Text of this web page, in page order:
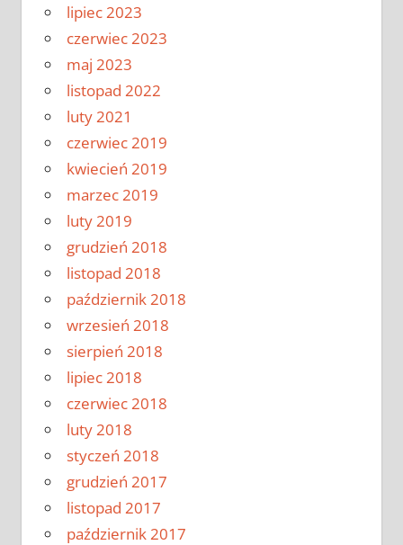
lipiec 2023
czerwiec 2023
maj 2023
listopad 2022
luty 2021
czerwiec 2019
kwiecień 2019
marzec 2019
luty 2019
grudzień 2018
listopad 2018
październik 2018
wrzesień 2018
sierpień 2018
lipiec 2018
czerwiec 2018
luty 2018
styczeń 2018
grudzień 2017
listopad 2017
październik 2017